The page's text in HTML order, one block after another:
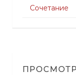
Сочетание